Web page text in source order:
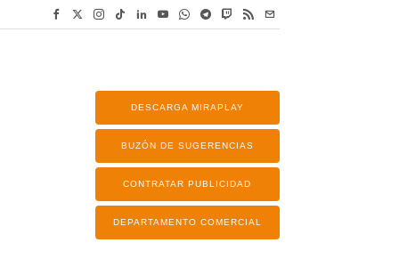
DESCARGA MIRAPLAY
BUZÓN DE SUGERENCIAS
CONTRATAR PUBLICIDAD
DEPARTAMENTO COMERCIAL